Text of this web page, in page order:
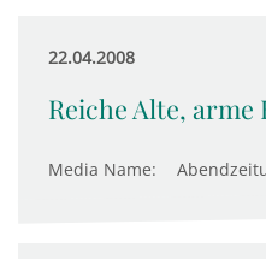
22.04.2008
Reiche Alte, arme
Media Name: